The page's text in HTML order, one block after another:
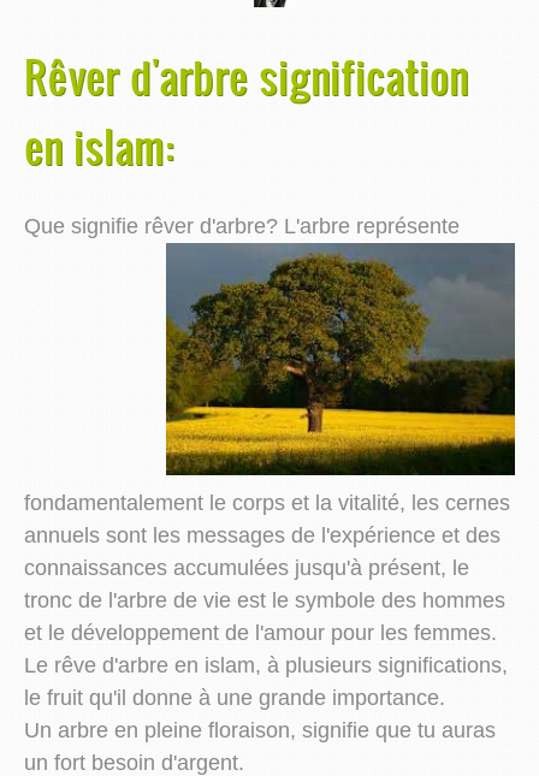
Rêver d'arbre signification
en islam:
Que signifie rêver d'arbre? L'arbre représente
fondamentalement le corps et la vitalité, les cernes
annuels sont les messages de l'expérience et des
connaissances accumulées jusqu'à présent, le
tronc de l'arbre de vie est le symbole des hommes
et le développement de l'amour pour les femmes.
Le rêve d'arbre en islam, à plusieurs significations,
le fruit qu'il donne à une grande importance.
Un arbre en pleine floraison, signifie que tu auras
un fort besoin d'argent.